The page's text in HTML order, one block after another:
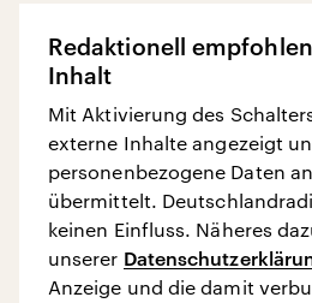
Redaktionell
Inhalt
Mit Aktivierung des
externe Inhalte angezeigt
personenbezogene Daten
übermittelt.
keinen Einfluss. Näheres
unserer
Anzeige und die damit